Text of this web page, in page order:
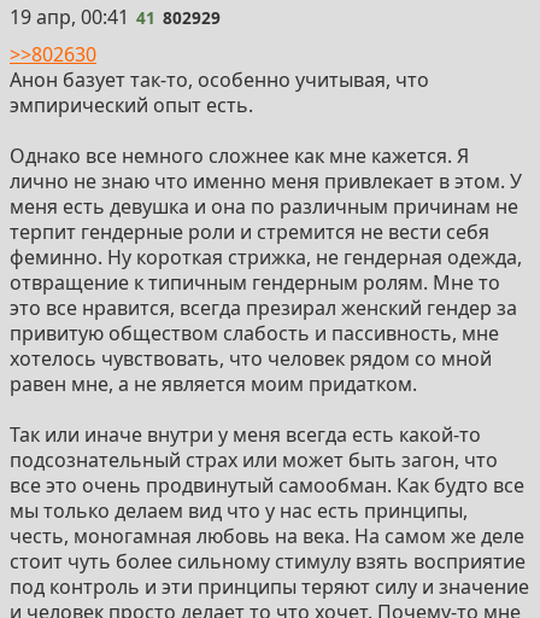
только девочка едет". И если так призадуматься, то
этой фразой я как будто бы скинул всю предьяву этого
мужика на эту девченку что была со мной. Это как
будто бы если чел стал бы домагаться тянки что была
с вами, а ты такой "ты сама должна за себя постоять".
Но в данном случае, все таки чел не стал заебывать
тянку, да и не моя это тянка была чтобы я за неё еще
и пиздян получал. Как собственно и в первой истории
с какого хуя я должен получать пиздян за девку
которая даже не моя.
К чему я это. Как будто бы весь тред как наверное и с
куколдизмом строится на страхе попасть в ситуацию
где ты зассышь/обосрешся, Тебя отпиздили а её
выебали. Или же чел просто подошел, взял её за руку
отвел в сторону и дал в рот ей, и она отсосала ему.
Типа ты терпила. Ничего не мог сделать пока он
просто насаживал её рот на свой хуй. А она либо сама
терпила, которая просто стоит на коленях и
принимает его. Либо тоже использует твою слабость.
Смотрит на тебя и сама отсасывает приговаривая что
вот настоящий мужик, а ты не мужик и поэтому тебе
она не сосет, но будет отсасывать каждому кто
возьмет её силой. А ты слабак. Но все не так просто.
41
19 апр, 00:41 41 802929
>>802630
Анон базует так-то, особенно учитывая, что
эмпирический опыт есть.
Однако все немного сложнее как мне кажется. Я
лично не знаю что именно меня привлекает в этом. У
меня есть девушка и она по различным причинам не
терпит гендерные роли и стремится не вести себя
феминно. Ну короткая стрижка, не гендерная одежда,
отвращение к типичным гендерным ролям. Мне то
это все нравится, всегда презирал женский гендер за
привитую обществом слабость и пассивность, мне
хотелось чувствовать, что человек рядом со мной
равен мне, а не является моим придатком.
Так или иначе внутри у меня всегда есть какой-то
подсознательный страх или может быть загон, что
все это очень продвинутый самообман. Как будто все
мы только делаем вид что у нас есть принципы,
честь, моногамная любовь на века. На самом же деле
стоит чуть более сильному стимулу взять восприятие
под контроль и эти принципы теряют силу и значение
и человек просто делает то что хочет. Почему-то мне